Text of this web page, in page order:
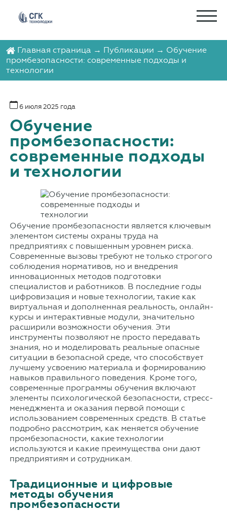
Главная страница → Публикации → Обучение
промбезопасности: современные подходы и
технологии
6 июля 2025 года
Обучение
промбезопасности:
современные подходы
и технологии
Обучение промбезопасности является ключевым
элементом системы охраны труда на
предприятиях с повышенным уровнем риска.
Современные вызовы требуют не только строгого
соблюдения нормативов, но и внедрения
инновационных методов подготовки
специалистов и работников. В последние годы
цифровизация и новые технологии, такие как
виртуальная и дополненная реальность, онлайн-
курсы и интерактивные модули, значительно
расширили возможности обучения. Эти
инструменты позволяют не просто передавать
знания, но и моделировать реальные опасные
ситуации в безопасной среде, что способствует
лучшему усвоению материала и формированию
навыков правильного поведения. Кроме того,
современные программы обучения включают
элементы психологической безопасности, стресс-
менеджмента и оказания первой помощи с
использованием современных средств. В статье
подробно рассмотрим, как меняется обучение
промбезопасности, какие технологии
используются и какие преимущества они дают
предприятиям и сотрудникам.
Традиционные и цифровые
методы обучения
промбезопасности